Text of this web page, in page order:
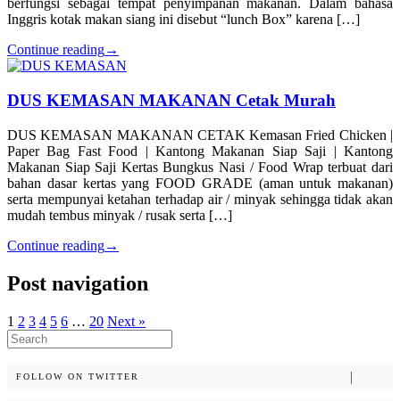
berfungsi sebagai tempat penyimpanan makanan. Dalam bahasa
Inggris kotak makan siang ini disebut “lunch Box” karena […]
Continue reading→
DUS KEMASAN MAKANAN Cetak Murah
DUS KEMASAN MAKANAN CETAK Kemasan Fried Chicken |
Paper Bag Fast Food | Kantong Makanan Siap Saji | Kantong
Makanan Siap Saji Kertas Bungkus Nasi / Food Wrap terbuat dari
bahan dasar kertas yang FOOD GRADE (aman untuk makanan)
serta mempunyai ketahan terhadap air / minyak sehingga tidak akan
mudah tembus minyak / rusak serta […]
Continue reading→
Post navigation
1 2 3 4 5 6 … 20 Next »
Search
for:
FOLLOW ON TWITTER